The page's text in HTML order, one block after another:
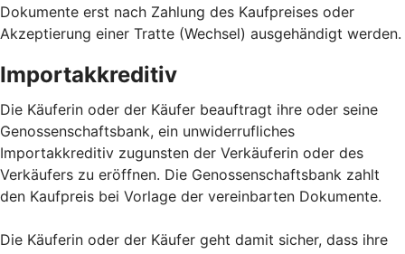
Dokumente erst nach Zahlung des Kaufpreises oder
Akzeptierung einer Tratte (Wechsel) ausgehändigt werden.
Importakkreditiv
Die Käuferin oder der Käufer beauftragt ihre oder seine
Genossenschaftsbank, ein unwiderrufliches
Importakkreditiv zugunsten der Verkäuferin oder des
Verkäufers zu eröffnen. Die Genossenschaftsbank zahlt
den Kaufpreis bei Vorlage der vereinbarten Dokumente.
Die Käuferin oder der Käufer geht damit sicher, dass ihre